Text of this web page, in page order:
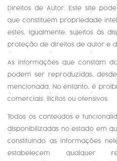
Direitos de Autor. Este site
que constituem propriedade
estes, igualmente, sujeitos às
proteção de direitos de autor e
As informações que constam
podem ser reproduzidas,
mencionada. No entanto, é
comerciais, ilícitos ou ofensivos.
Todos os conteúdos e
disponibilizadas no estado em
constituindo as informações
estabelecem qualquer